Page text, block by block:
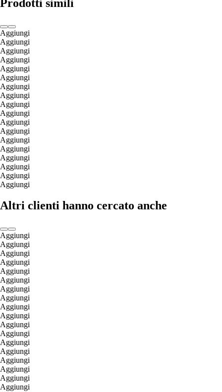
Prodotti simili
Aggiungi
Aggiungi
Aggiungi
Aggiungi
Aggiungi
Aggiungi
Aggiungi
Aggiungi
Aggiungi
Aggiungi
Aggiungi
Aggiungi
Aggiungi
Aggiungi
Aggiungi
Aggiungi
Aggiungi
Aggiungi
Altri clienti hanno cercato anche
Aggiungi
Aggiungi
Aggiungi
Aggiungi
Aggiungi
Aggiungi
Aggiungi
Aggiungi
Aggiungi
Aggiungi
Aggiungi
Aggiungi
Aggiungi
Aggiungi
Aggiungi
Aggiungi
Aggiungi
Aggiungi